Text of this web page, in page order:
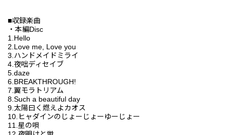
■収録楽曲
・本編Disc
1.Hello
2.Love me, Love you
3.ハンドメイドミライ
4.夜咄ディセイブ
5.daze
6.BREAKTHROUGH!
7.翼モラトリアム
8.Such a beautiful day
9.太陽曰く燃えよカオス
10.ヒャダインのじょーじょーゆーじょー
11.星の唄